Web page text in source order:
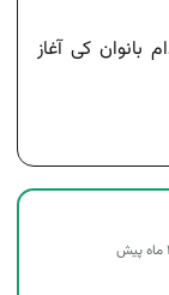
بانوان کی آغاز
۱ ماه پیش